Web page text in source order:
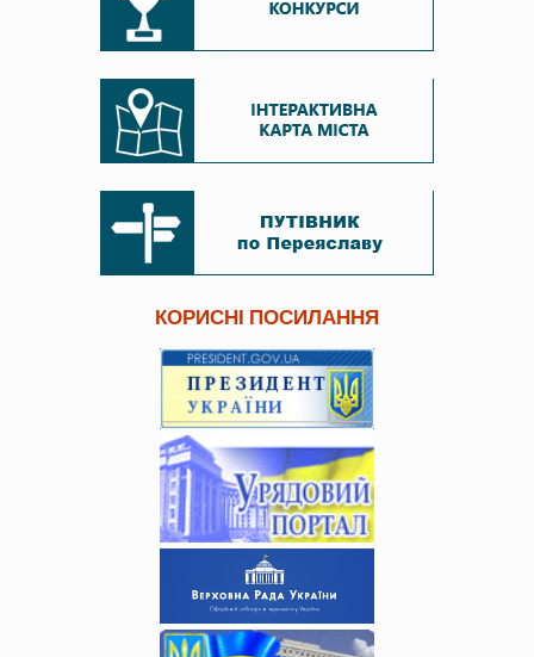
КОРИСНІ ПОСИЛАННЯ